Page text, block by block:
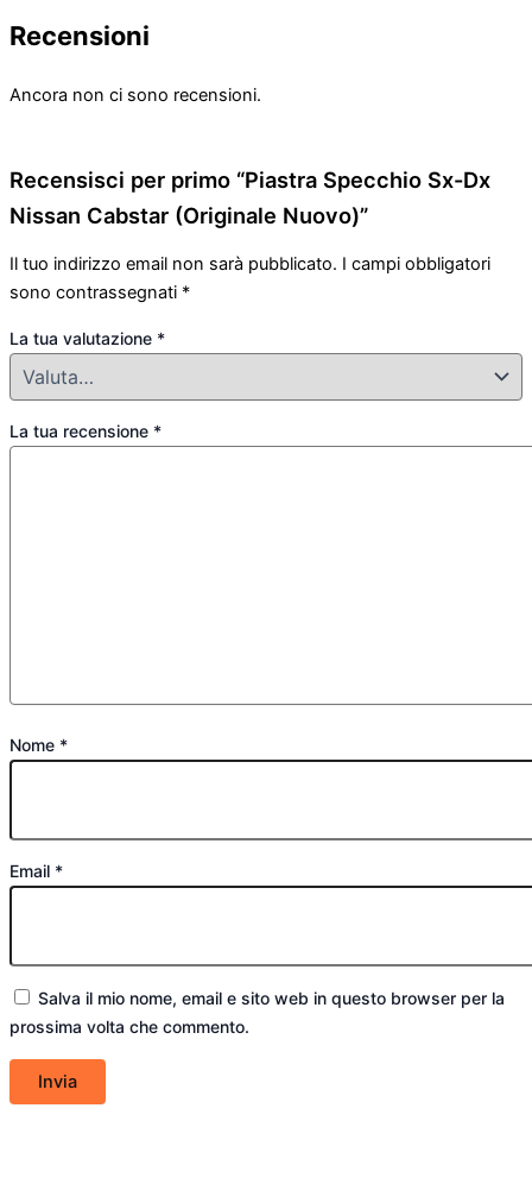
Recensioni
Ancora non ci sono recensioni.
Recensisci per primo “Piastra Specchio Sx-Dx
Nissan Cabstar (Originale Nuovo)”
Il tuo indirizzo email non sarà pubblicato. I campi obbligatori
sono contrassegnati *
La tua valutazione *
La tua recensione *
Nome *
Email *
Salva il mio nome, email e sito web in questo browser per la
prossima volta che commento.